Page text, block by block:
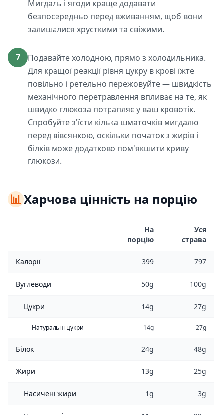
Мигдаль і ягоди краще додавати
безпосередньо перед вживанням, щоб вони
залишалися хрусткими та свіжими.
7
Подавайте холодною, прямо з холодильника.
Для кращої реакції рівня цукру в крові їжте
повільно і ретельно пережовуйте — швидкість
механічного перетравлення впливає на те, як
швидко глюкоза потрапляє у ваш кровотік.
Спробуйте з'їсти кілька шматочків мигдалю
перед вівсянкою, оскільки початок з жирів і
білків може додатково пом'якшити криву
глюкози.
📊Харчова цінність на порцію
На
порцію
Уся
страва
Калорії 399 797
Вуглеводи 50g 100g
Цукри 14g 27g
Натуральні цукри 14g 27g
Білок 24g 48g
Жири 13g 25g
Насичені жири 1g 3g